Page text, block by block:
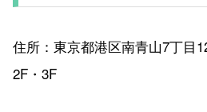
住所：東京都港区南青山7丁
2F・3F